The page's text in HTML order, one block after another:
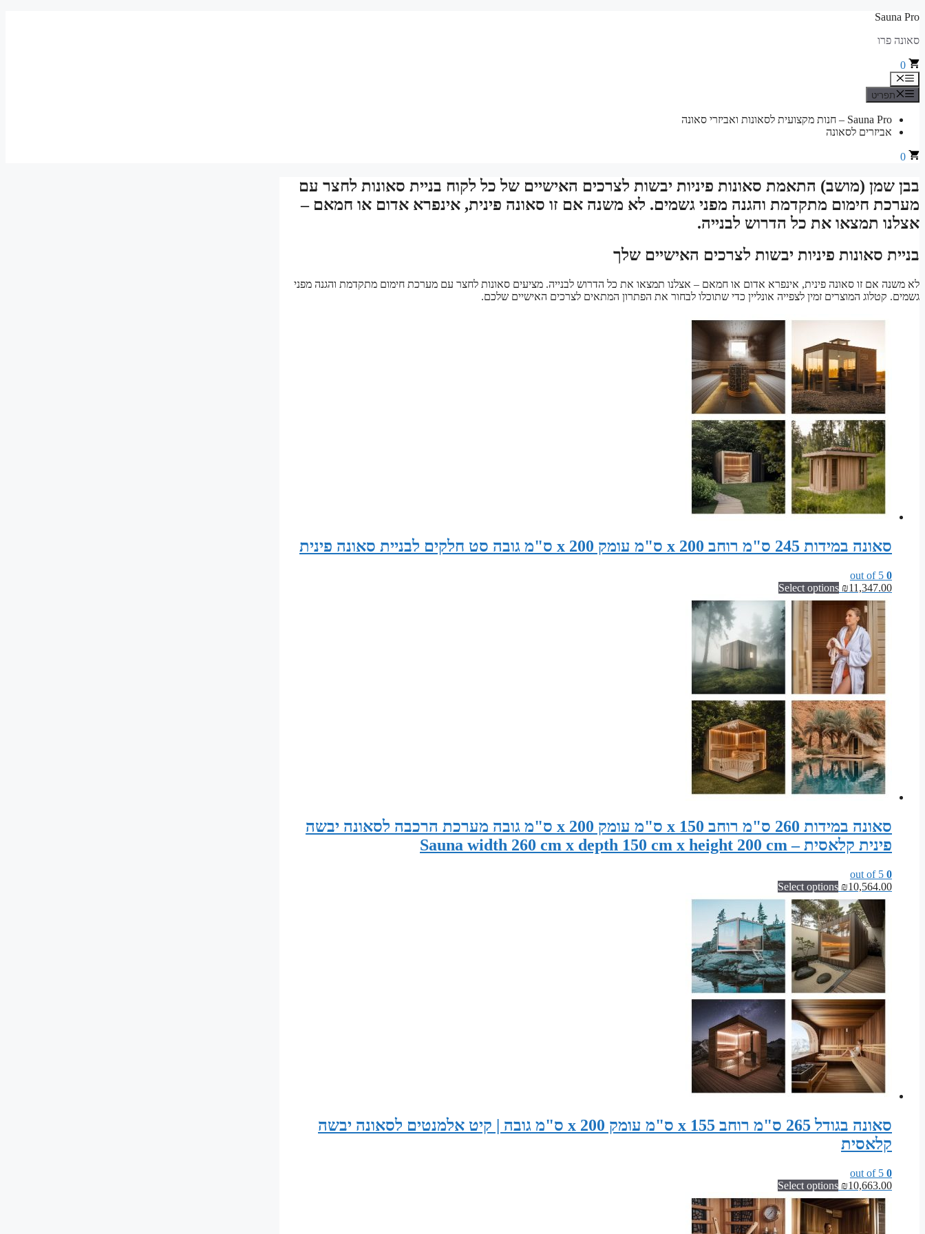
לדלג
Sauna Pro
סאונה פרו
0
תפריט
תפריט
Sauna Pro – חנות מקצועית לסאונות ואביזרי סאונה
אביזרים לסאונה
0
בבן שמן (מושב) התאמת סאונות פיניות יבשות לצרכים האישיים של כל לקוח בניית סאונות לחצר עם
מערכת חימום מתקדמת והגנה מפני גשמים. לא משנה אם זו סאונה פינית, אינפרא אדום או חמאם –
אצלנו תמצאו את כל הדרוש לבנייה.
בניית סאונות פיניות יבשות לצרכים האישיים שלך
לא משנה אם זו סאונה פינית, אינפרא אדום או חמאם – אצלנו תמצאו את כל הדרוש לבנייה. מציעים סאונות לחצר עם מערכת חימום מתקדמת והגנה מפני
גשמים. קטלוג המוצרים זמין לצפייה אונליין כדי שתוכלו לבחור את הפתרון המתאים לצרכים האישיים שלכם.
סאונה במידות 245 ס"מ רוחב x 200 ס"מ עומק x 200 ס"מ גובה סט חלקים לבניית סאונה פינית
0
₪11,347.00
Select options
סאונה במידות 260 ס"מ רוחב x 150 ס"מ עומק x 200 ס"מ גובה מערכת הרכבה לסאונה יבשה
פינית קלאסית – Sauna width 260 cm x depth 150 cm x height 200 cm
0
₪10,564.00
Select options
סאונה בגודל 265 ס"מ רוחב x 155 ס"מ עומק x 200 ס"מ גובה | קיט אלמנטים לסאונה יבשה
קלאסית
0
₪10,663.00
Select options